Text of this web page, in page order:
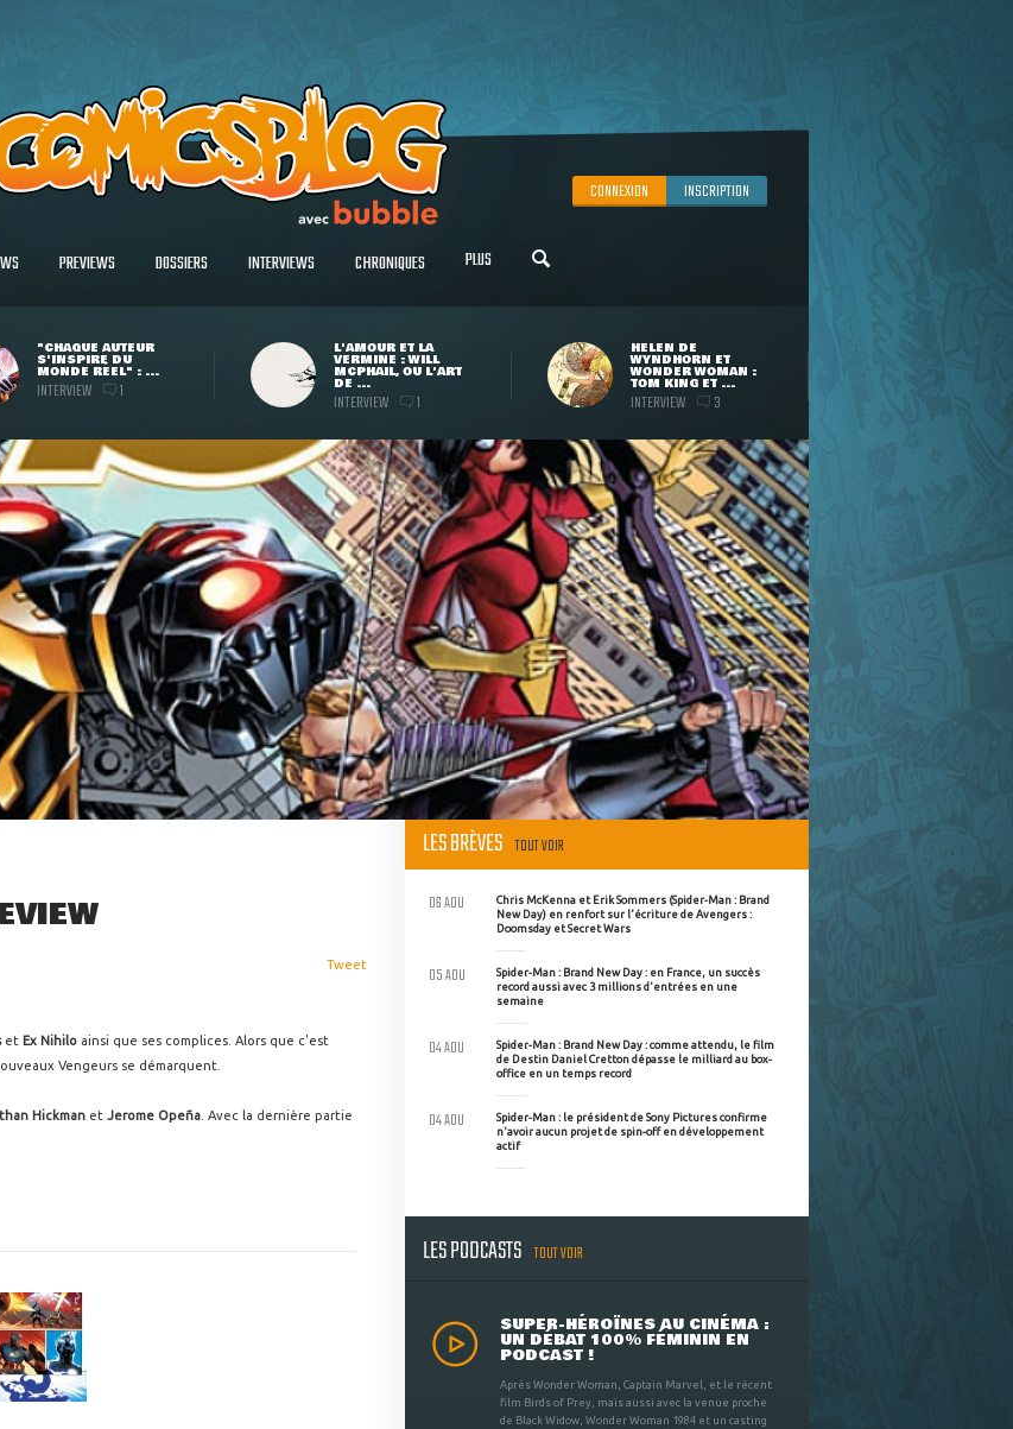
CONNEXION INSCRIPTION
PREVIEWS DOSSIERS INTERVIEWS CHRONIQUES PLUS
"CHAQUE AUTEUR
S'INSPIRE DU
MONDE RÉEL" : ...
INTERVIEW 1
L'AMOUR ET LA
VERMINE : WILL
MCPHAIL, OU L'ART
DE ...
INTERVIEW 1
HELEN DE
WYNDHORN ET
WONDER WOMAN :
TOM KING ET ...
INTERVIEW 3
Tweet
et Ex Nihilo ainsi que ses complices. Alors que c'est
Vengeurs se démarquent.
Hickman et Jerome Opeña . Avec la dernière partie
LES BRÈVES TOUT VOIR
Chris McKenna et Erik Sommers (Spider-Man : Brand
New Day) en renfort sur l'écriture de Avengers :
Doomsday et Secret Wars
06 AOU
Spider-Man : Brand New Day : en France, un succès
record aussi avec 3 millions d'entrées en une
semaine
05 AOU
Spider-Man : Brand New Day : comme attendu, le film
de Destin Daniel Cretton dépasse le milliard au box-
office en un temps record
04 AOU
Spider-Man : le président de Sony Pictures confirme
n'avoir aucun projet de spin-off en développement
actif
04 AOU
LES PODCASTS TOUT VOIR
SUPER-HÉROÏNES AU CINÉMA :
UN DÉBAT 100% FÉMININ EN
PODCAST !
Après Wonder Woman, Captain Marvel, et le récent
film Birds of Prey, mais aussi avec la venue proche
de Black Widow, Wonder Woman 1984 et un casting